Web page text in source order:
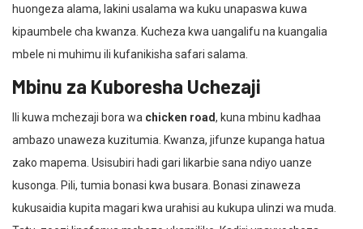
huongeza alama, lakini usalama wa kuku unapaswa kuwa
kipaumbele cha kwanza. Kucheza kwa uangalifu na kuangalia
mbele ni muhimu ili kufanikisha safari salama.
Mbinu za Kuboresha Uchezaji
Ili kuwa mchezaji bora wa chicken road, kuna mbinu kadhaa
ambazo unaweza kuzitumia. Kwanza, jifunze kupanga hatua
zako mapema. Usisubiri hadi gari likarbie sana ndiyo uanze
kusonga. Pili, tumia bonasi kwa busara. Bonasi zinaweza
kukusaidia kupita magari kwa urahisi au kukupa ulinzi wa muda.